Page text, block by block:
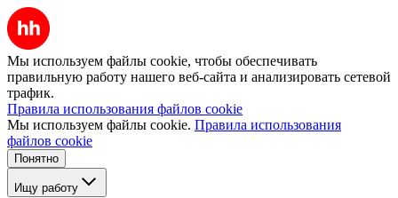
Мы используем файлы cookie, чтобы обеспечивать
правильную работу нашего веб-сайта и анализировать сетевой
трафик.
Правила использования файлов cookie
Мы используем файлы cookie. Правила использования
файлов cookie
Понятно
Ищу работу